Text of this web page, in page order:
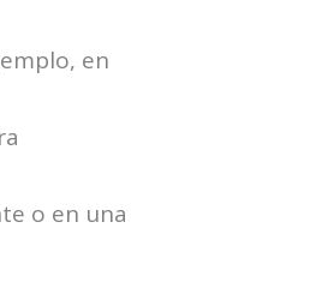
en
o en una